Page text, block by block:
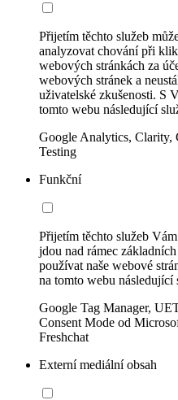
Přijetím těchto služeb
analyzovat chování při
webových stránkách za
webových stránek a
uživatelské zkušenosti. S
tomto webu následující
Google Analytics, Clarity,
Testing
Funkční
Přijetím těchto služeb
jdou nad rámec
používat naše webové
na tomto webu následující
Google Tag Manager,
Consent Mode od
Freshchat
Externí mediální obsah